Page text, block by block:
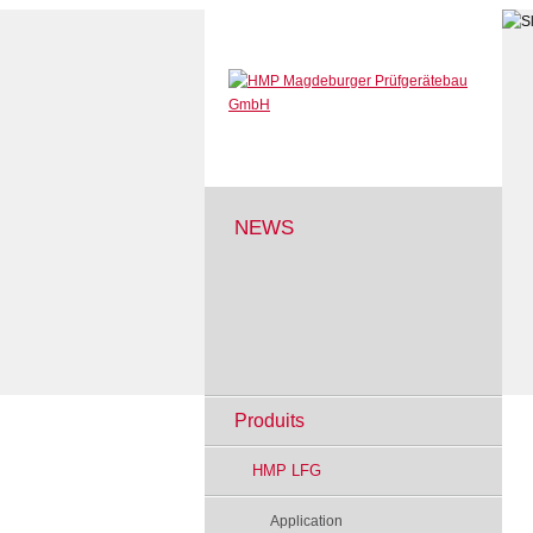
NEWS
Produits
HMP LFG
Application